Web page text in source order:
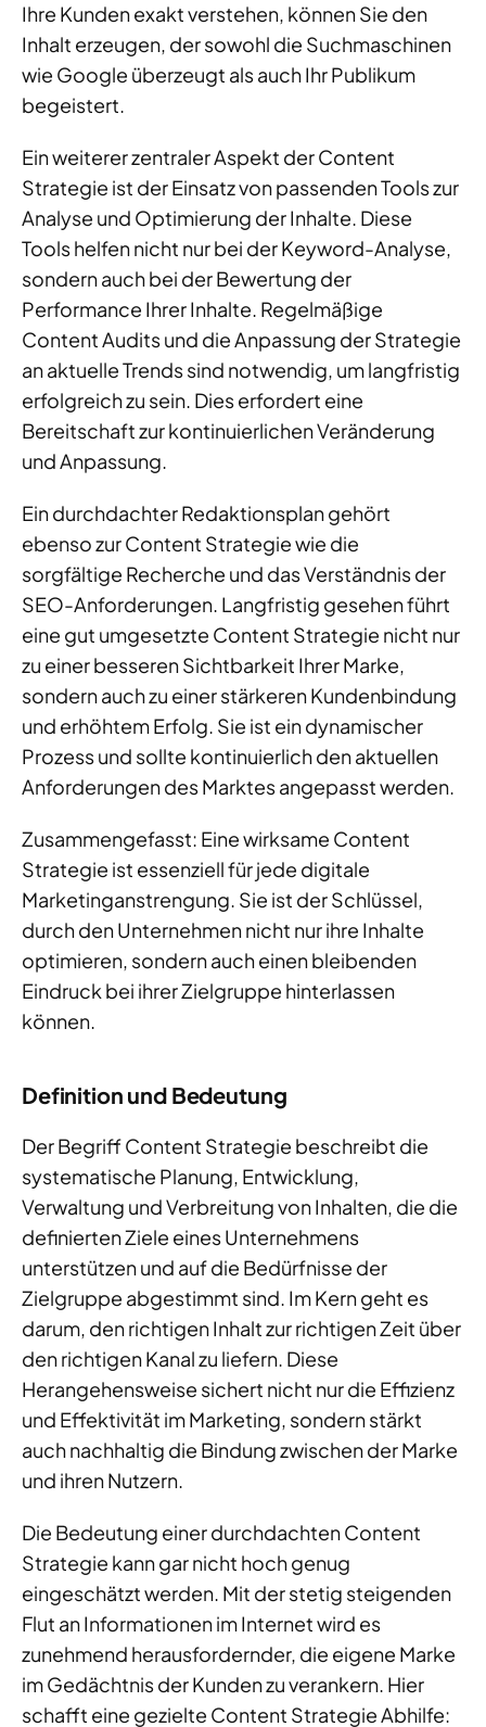
Ihre Kunden exakt verstehen, können Sie den
Inhalt erzeugen, der sowohl die Suchmaschinen
wie Google überzeugt als auch Ihr Publikum
begeistert.
Ein weiterer zentraler Aspekt der Content
Strategie ist der Einsatz von passenden Tools zur
Analyse und Optimierung der Inhalte. Diese
Tools helfen nicht nur bei der Keyword-Analyse,
sondern auch bei der Bewertung der
Performance Ihrer Inhalte. Regelmäßige
Content Audits und die Anpassung der Strategie
an aktuelle Trends sind notwendig, um langfristig
erfolgreich zu sein. Dies erfordert eine
Bereitschaft zur kontinuierlichen Veränderung
und Anpassung.
Ein durchdachter Redaktionsplan gehört
ebenso zur Content Strategie wie die
sorgfältige Recherche und das Verständnis der
SEO-Anforderungen. Langfristig gesehen führt
eine gut umgesetzte Content Strategie nicht nur
zu einer besseren Sichtbarkeit Ihrer Marke,
sondern auch zu einer stärkeren Kundenbindung
und erhöhtem Erfolg. Sie ist ein dynamischer
Prozess und sollte kontinuierlich den aktuellen
Anforderungen des Marktes angepasst werden.
Zusammengefasst: Eine wirksame Content
Strategie ist essenziell für jede digitale
Marketinganstrengung. Sie ist der Schlüssel,
durch den Unternehmen nicht nur ihre Inhalte
optimieren, sondern auch einen bleibenden
Eindruck bei ihrer Zielgruppe hinterlassen
können.
Definition und Bedeutung
Der Begriff Content Strategie beschreibt die
systematische Planung, Entwicklung,
Verwaltung und Verbreitung von Inhalten, die die
definierten Ziele eines Unternehmens
unterstützen und auf die Bedürfnisse der
Zielgruppe abgestimmt sind. Im Kern geht es
darum, den richtigen Inhalt zur richtigen Zeit über
den richtigen Kanal zu liefern. Diese
Herangehensweise sichert nicht nur die Effizienz
und Effektivität im Marketing, sondern stärkt
auch nachhaltig die Bindung zwischen der Marke
und ihren Nutzern.
Die Bedeutung einer durchdachten Content
Strategie kann gar nicht hoch genug
eingeschätzt werden. Mit der stetig steigenden
Flut an Informationen im Internet wird es
zunehmend herausfordernder, die eigene Marke
im Gedächtnis der Kunden zu verankern. Hier
schafft eine gezielte Content Strategie Abhilfe: